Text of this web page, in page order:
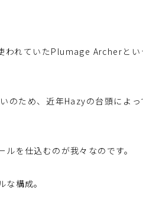
われていたPlumage Archerと
のため、近年Hazyの台頭によ
を仕込むのが我々なのです。
構成。